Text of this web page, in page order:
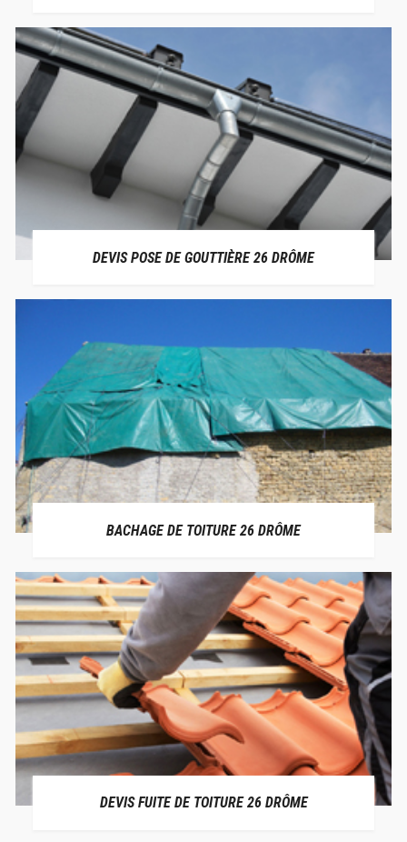
DEVIS POSE DE GOUTTIÈRE 26 DRÔME
BACHAGE DE TOITURE 26 DRÔME
DEVIS FUITE DE TOITURE 26 DRÔME